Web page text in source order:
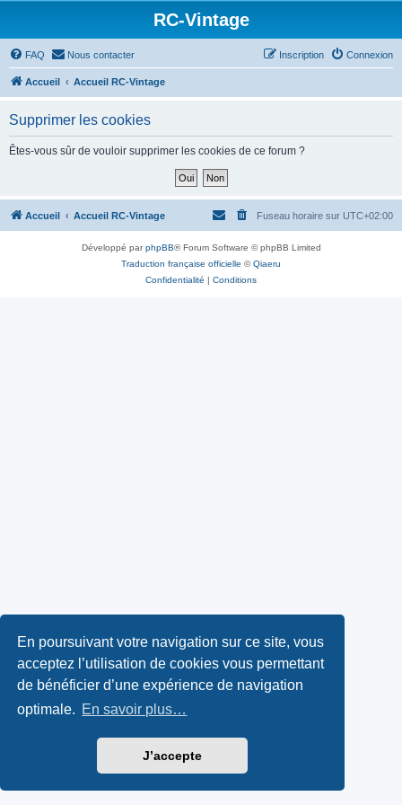
En poursuivant votre navigation sur ce site, vous
acceptez l’utilisation de cookies vous permettant
de bénéficier d’une expérience de navigation
optimale. En savoir plus…
J’accepte
RC-Vintage
FAQ Nous contacter Connexion
Inscription
Accueil Accueil RC-Vintage
Supprimer les cookies
Êtes-vous sûr de vouloir supprimer les cookies de ce forum ?
Accueil Accueil RC-Vintage Fuseau horaire sur UTC+02:00
Développé parphpBB® Forum Software © phpBB Limited
Traduction française officielle ©Qiaeru
Confidentialité | Conditions